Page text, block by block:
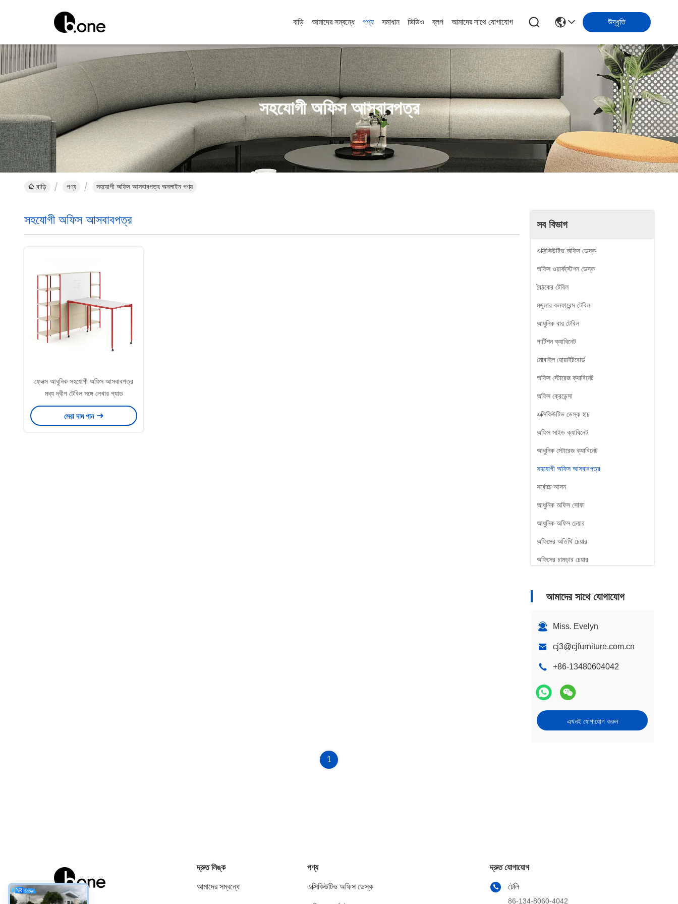
বাড়ি আমাদের সম্বন্ধে পণ্য সমাধান ভিডিও ব্লগ আমাদের সাথে যোগাযোগ উদ্ধৃতি
সহযোগী অফিস আসবাবপত্র
বাড়ি পণ্য সহযোগী অফিস আসবাবপত্র অনলাইন পণ্য
সব বিভাগ
এক্সিকিউটিভ অফিস ডেস্ক
অফিস ওয়ার্কস্টেশন ডেস্ক
বৈঠকের টেবিল
মডুলার কনফারেন্স টেবিল
আধুনিক বার টেবিল
পার্টিশন ক্যাবিনেট
মোবাইল হোয়াইটবোর্ড
অফিস স্টোরেজ ক্যাবিনেট
অফিস ক্রেডেন্সা
এক্সিকিউটিভ ডেস্ক হাচ
অফিস সাইড ক্যাবিনেট
আধুনিক স্টোরেজ ক্যাবিনেট
সহযোগী অফিস আসবাবপত্র
সর্বোচ্চ আসন
আধুনিক অফিস সোফা
আধুনিক অফিস চেয়ার
অফিসের অতিথি চেয়ার
অফিসের চামড়ার চেয়ার
আমাদের সাথে যোগাযোগ
Miss. Evelyn
cj3@cjfurniture.com.cn
+86-13480604042
এখনই যোগাযোগ করুন
সহযোগী অফিস আসবাবপত্র
ফ্লেক্স আধুনিক সহযোগী অফিস আসবাবপত্র
মধ্য দ্বীপ টেবিল সঙ্গে লেখার প্যাড
সেরা দাম পান
1
দ্রুত লিঙ্ক
আমাদের সম্বন্ধে
পণ্য
এক্সিকিউটিভ অফিস ডেস্ক
দ্রুত যোগাযোগ
টেলি
86-134-8060-4042